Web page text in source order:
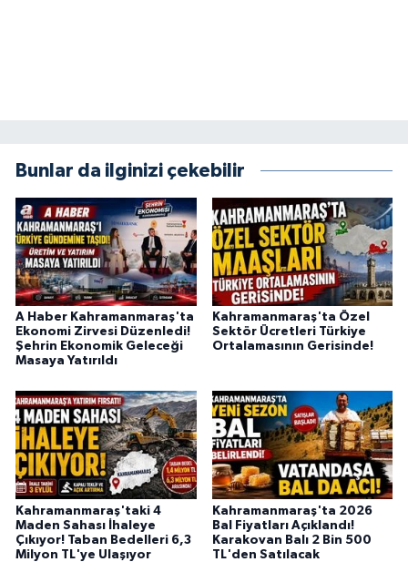
Bunlar da ilginizi çekebilir
A Haber Kahramanmaraş'ta
Ekonomi Zirvesi Düzenledi!
Şehrin Ekonomik Geleceği
Masaya Yatırıldı
Kahramanmaraş'ta Özel
Sektör Ücretleri Türkiye
Ortalamasının Gerisinde!
Kahramanmaraş'taki 4
Maden Sahası İhaleye
Çıkıyor! Taban Bedelleri 6,3
Milyon TL'ye Ulaşıyor
Kahramanmaraş'ta 2026
Bal Fiyatları Açıklandı!
Karakovan Balı 2 Bin 500
TL'den Satılacak
BİLİM VE TEKNOLOJİ
YARIŞMALAR
TANITIM
HABERDE İNSAN